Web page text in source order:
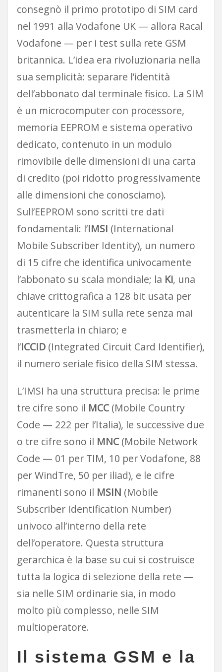
consegnò il primo prototipo di SIM card
nel 1991 alla Vodafone UK — allora Racal
Vodafone — per i test sulla rete GSM
britannica. L’idea era rivoluzionaria nella
sua semplicità: separare l’identità
dell’abbonato dal terminale fisico. La SIM
è un microcomputer con processore,
memoria EEPROM e sistema operativo
dedicato, contenuto in un modulo
rimovibile delle dimensioni di una carta
di credito (poi ridotto progressivamente
alle dimensioni che conosciamo).
Sull’EEPROM sono scritti tre dati
fondamentali: l’IMSI (International
Mobile Subscriber Identity), un numero
di 15 cifre che identifica univocamente
l’abbonato su scala mondiale; la Ki, una
chiave crittografica a 128 bit usata per
autenticare la SIM sulla rete senza mai
trasmetterla in chiaro; e
l’ICCID(Integrated Circuit Card Identifier),
il numero seriale fisico della SIM stessa.
L’IMSI ha una struttura precisa: le prime
tre cifre sono il MCC(Mobile Country
Code — 222 per l’Italia), le successive due
o tre cifre sono il MNC(Mobile Network
Code — 01 per TIM, 10 per Vodafone, 88
per WindTre, 50 per iliad), e le cifre
rimanenti sono il MSIN (Mobile
Subscriber Identification Number)
univoco all’interno della rete
dell’operatore. Questa struttura
gerarchica è la base su cui si costruisce
tutta la logica di selezione della rete —
sia nelle SIM ordinarie sia, in modo
molto più complesso, nelle SIM
multioperatore.
Il sistema GSM e la